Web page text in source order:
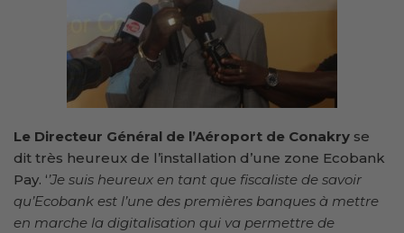
Le Directeur Général de l’Aéroport de Conakry se
dit très heureux de l’installation d’une zone Ecobank
Pay. ‘’Je suis heureux en tant que fiscaliste de savoir
qu’Ecobank est l’une des premières banques à mettre
en marche la digitalisation qui va permettre de